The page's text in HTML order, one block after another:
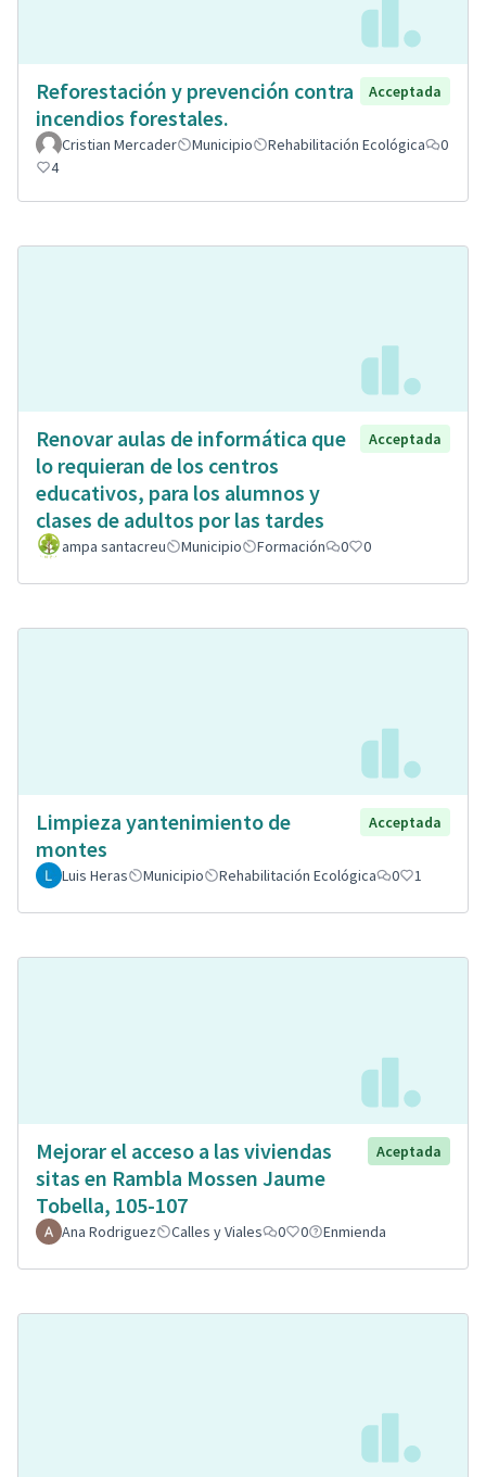
Reforestación y prevención contra
incendios forestales.
Acceptada
Cristian Mercader Municipio Rehabilitación Ecológica
0
4
Renovar aulas de informática que
lo requieran de los centros
educativos, para los alumnos y
clases de adultos por las tardes
Acceptada
ampa santacreu Municipio Formación 0 0
Limpieza yantenimiento de
montes
Acceptada
Luis Heras Municipio Rehabilitación Ecológica 0 1
Mejorar el acceso a las viviendas
sitas en Rambla Mossen Jaume
Tobella, 105-107
Aceptada
Ana Rodriguez Calles y Viales 0 0 Enmienda